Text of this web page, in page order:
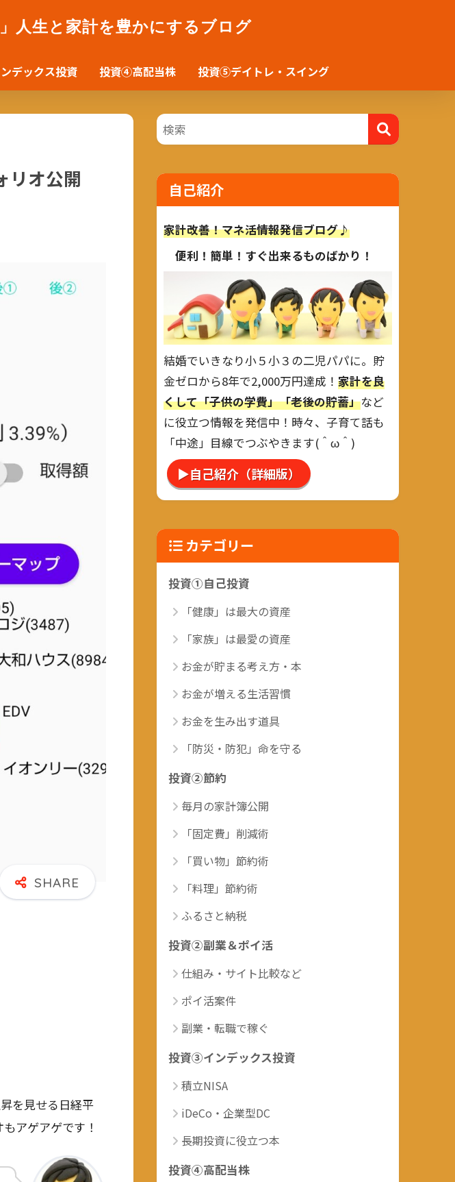
人生と家計を豊かにするブログ
デックス投資 投資④高配当株 投資⑤デイトレ・スイング
リオ公開
を見せる日経平
アゲアゲです！
自己紹介
家計改善！マネ活情報発信ブログ♪
便利！簡単！すぐ出来るものばかり！
結婚でいきなり小５小３の二児パパに。貯
金ゼロから8年で2,000万円達成！ 家計を良
くして「子供の学費」「老後の貯蓄」など
に役立つ情報を発信中！時々、子育て話も
「中途」目線でつぶやきます(＾ω＾)
▶自己紹介（詳細版）
カテゴリー
投資①自己投資
「健康」は最大の資産
「家族」は最愛の資産
お金が貯まる考え方・本
お金が増える生活習慣
お金を生み出す道具
「防災・防犯」命を守る
投資②節約
毎月の家計簿公開
「固定費」削減術
「買い物」節約術
「料理」節約術
ふるさと納税
投資②副業＆ポイ活
仕組み・サイト比較など
ポイ活案件
副業・転職で稼ぐ
投資③インデックス投資
積立NISA
iDeCo・企業型DC
長期投資に役立つ本
投資④高配当株